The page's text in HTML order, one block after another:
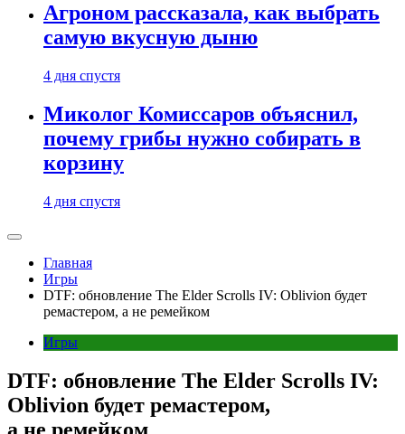
Агроном рассказала, как выбрать
самую вкусную дыню
4 дня спустя
Миколог Комиссаров объяснил,
почему грибы нужно собирать в
корзину
4 дня спустя
Главная
Игры
DTF: обновление The Elder Scrolls IV: Oblivion будет
ремастером, а не ремейком
Игры
DTF: обновление The Elder Scrolls IV:
Oblivion будет ремастером,